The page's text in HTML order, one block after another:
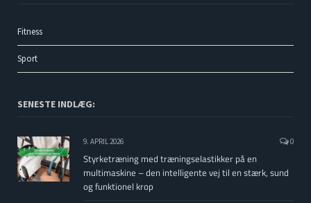
Fitness
Sport
SENESTE INDLÆG:
9. APRIL 2026 0
Styrketræning med træningselastikker på en
multimaskine – den intelligente vej til en stærk, sund
og funktionel krop